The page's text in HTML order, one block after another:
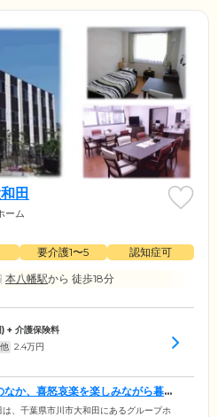
田
ーム
要介護1〜5
認知症可
本八幡駅から 徒歩18分
) + 介護保険料
他 2.4万円
か、喜怒哀楽を楽しみながら暮ら
、千葉県市川市大和田にあるグループホ